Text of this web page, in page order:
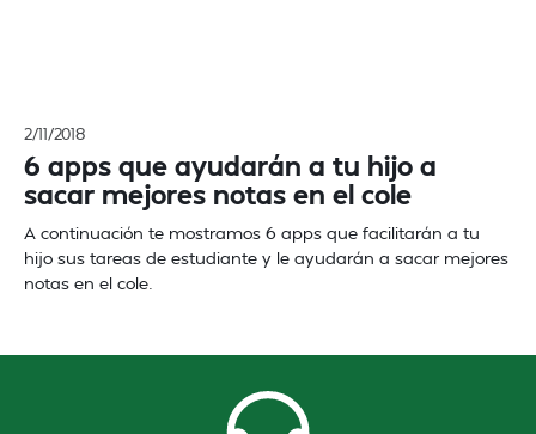
2/11/2018
6 apps que ayudarán a tu hijo a
sacar mejores notas en el cole
A continuación te mostramos 6 apps que facilitarán a tu
hijo sus tareas de estudiante y le ayudarán a sacar mejores
notas en el cole.